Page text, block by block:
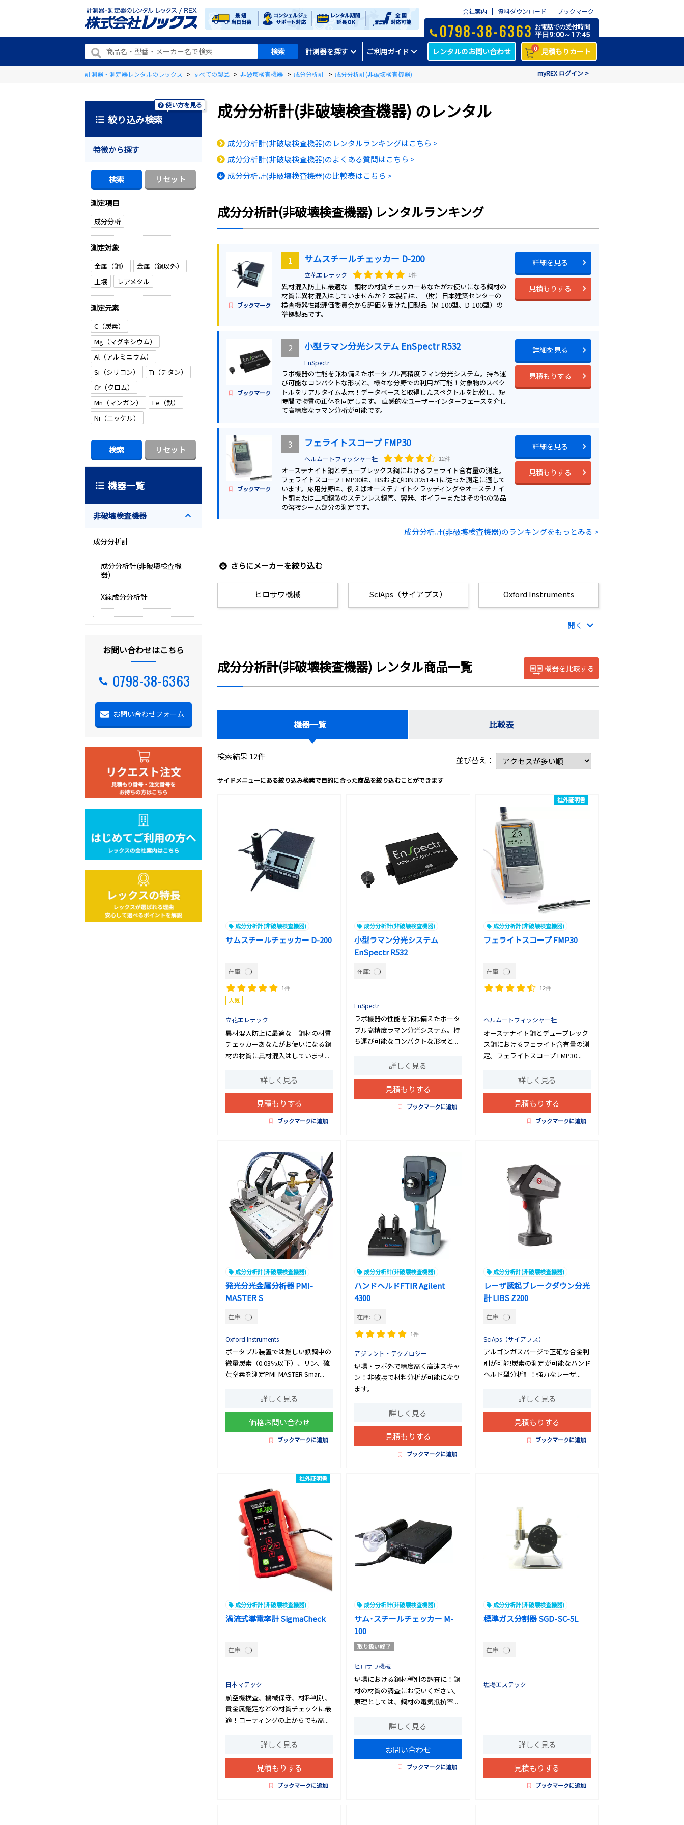
会社案内 資料ダウンロード ブックマーク
計測器を探す ご利用ガイド
0798-38-6363 お電話での受付時間
平日9:00～17:45
レンタルのお問い合わせ 0 見積もりカート
myREX ログイン >
計測器・測定器レンタルのレックス > すべての製品 > 非破壊検査機器 > 成分分析計 > 成分分析計(非破壊検査機器)
成分分析計(非破壊検査機器) のレンタル
成分分析計(非破壊検査機器)のレンタルランキングはこちら >
成分分析計(非破壊検査機器)のよくある質問はこちら >
成分分析計(非破壊検査機器)の比較表はこちら >
成分分析計(非破壊検査機器) レンタルランキング
ブックマーク
1 サムスチールチェッカー D-200
立花エレテック 1件
異材混入防止に最適な 鋼材の材質チェッカーあなたがお使いになる鋼材の
材質に異材混入はしていませんか？ 本製品は、（財）日本建築センターの
検査機器性能評価委員会から評価を受けた旧製品（M-100型、D-100型）の
準拠製品です。
詳細を見る
見積もりする
ブックマーク
2 小型ラマン分光システム EnSpectr R532
EnSpectr
ラボ機器の性能を兼ね備えたポータブル高精度ラマン分光システム。持ち運
び可能なコンパクトな形状と、様々な分野での利用が可能！対象物のスペク
トルをリアルタイム表示！データベースと取得したスペクトルを比較し、短
時間で物質の正体を同定します。 直感的なユーザーインターフェースを介し
て高精度なラマン分析が可能です。
詳細を見る
見積もりする
ブックマーク
3 フェライトスコープ FMP30
ヘルムートフィッシャー社 12件
オーステナイト鋼とデュープレックス鋼におけるフェライト含有量の測定。
フェライトスコープ FMP30は、BSおよびDIN 32514-1に従った測定に適して
います。応用分野は、例えばオーステナイトクラッディングやオーステナイ
ト鋼または二相鋼製のステンレス鋼管、容器、ボイラーまたはその他の製品
の溶接シーム部分の測定です。
詳細を見る
見積もりする
成分分析計(非破壊検査機器)のランキングをもっとみる >
さらにメーカーを絞り込む
ヒロサワ機械 SciAps（サイアプス） Oxford Instruments
開く
成分分析計(非破壊検査機器) レンタル商品一覧 機器を比較する
機器一覧 比較表
検索結果 12件 並び替え：
サイドメニューにある絞り込み検索で目的に合った商品を絞り込むことができます
成分分析計(非破壊検査機器)
サムスチールチェッカー D-200
在庫:
1件
人気
立花エレテック
異材混入防止に最適な 鋼材の材質
チェッカーあなたがお使いになる鋼
材の材質に異材混入はしていませ...
詳しく見る
見積もりする
ブックマークに追加
成分分析計(非破壊検査機器)
小型ラマン分光システム
EnSpectr R532
在庫:
EnSpectr
ラボ機器の性能を兼ね備えたポータ
ブル高精度ラマン分光システム。持
ち運び可能なコンパクトな形状と...
詳しく見る
見積もりする
ブックマークに追加
社外証明書
成分分析計(非破壊検査機器)
フェライトスコープ FMP30
在庫:
12件
ヘルムートフィッシャー社
オーステナイト鋼とデュープレック
ス鋼におけるフェライト含有量の測
定。フェライトスコープ FMP30...
詳しく見る
見積もりする
ブックマークに追加
成分分析計(非破壊検査機器)
発光分光金属分析器 PMI-
MASTER S
在庫:
Oxford Instruments
ポータブル装置では難しい鉄鋼中の
微量炭素（0.03％以下）、リン、硫
黄窒素を測定PMI-MASTER Smar...
詳しく見る
価格お問い合わせ
ブックマークに追加
成分分析計(非破壊検査機器)
ハンドヘルドFTIR Agilent
4300
在庫:
1件
アジレント・テクノロジー
現場・ラボ外で精度高く高速スキャ
ン！非破壊で材料分析が可能になり
ます。
詳しく見る
見積もりする
ブックマークに追加
成分分析計(非破壊検査機器)
レーザ誘起ブレークダウン分光
計 LIBS Z200
在庫:
SciAps（サイアプス）
アルゴンガスパージで正確な合金判
別が可能!炭素の測定が可能なハンド
ヘルド型分析計！強力なレーザ...
詳しく見る
見積もりする
ブックマークに追加
社外証明書
成分分析計(非破壊検査機器)
渦流式導電率計 SigmaCheck
在庫:
日本マテック
航空機検査、機械保守、材料判別、
貴金属鑑定などの材質チェックに最
適！コーティングの上からでも高...
詳しく見る
見積もりする
ブックマークに追加
成分分析計(非破壊検査機器)
サム･スチールチェッカー M-
100
取り扱い終了
ヒロサワ機械
現場における鋼材種別の調査に！鋼
材の材質の調査にお使いください。
原理としては、鋼材の電気抵抗率...
詳しく見る
お問い合わせ
ブックマークに追加
成分分析計(非破壊検査機器)
標準ガス分割器 SGD-SC-5L
在庫:
堀場エステック
詳しく見る
見積もりする
ブックマークに追加
絞り込み検索
使い方を見る
特徴から探す
測定項目
成分分析
測定対象
金属（鋼）
金属（鋼以外）
土壌
レアメタル
測定元素
C（炭素）
Mg（マグネシウム）
Al（アルミニウム）
Si（シリコン）
Ti（チタン）
Cr（クロム）
Mn（マンガン）
Fe（鉄）
Ni（ニッケル）
機器一覧
非破壊検査機器
成分分析計
成分分析計(非破壊検査機
器)
X線成分分析計
お問い合わせはこちら
0798-38-6363
お問い合わせフォーム